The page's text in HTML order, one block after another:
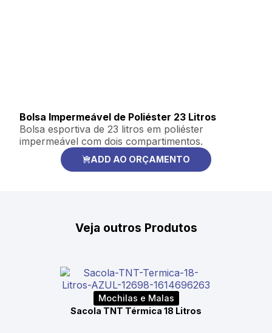
Bolsa Impermeável de Poliéster 23 Litros
Bolsa esportiva de 23 litros em poliéster
impermeável com dois compartimentos.
ADD AO ORÇAMENTO
Veja outros Produtos
Mochilas e Malas
Sacola TNT Térmica 18 Litros